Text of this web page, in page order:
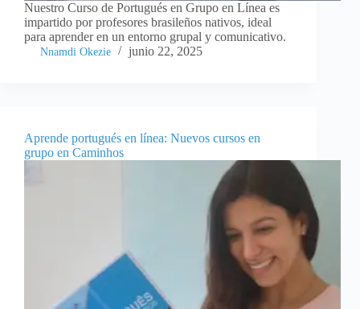
Nuestro Curso de Portugués en Grupo en Línea es
impartido por profesores brasileños nativos, ideal
para aprender en un entorno grupal y comunicativo.
Nnamdi Okezie junio 22, 2025
Aprende portugués en línea: Nuevos cursos en
grupo en Caminhos